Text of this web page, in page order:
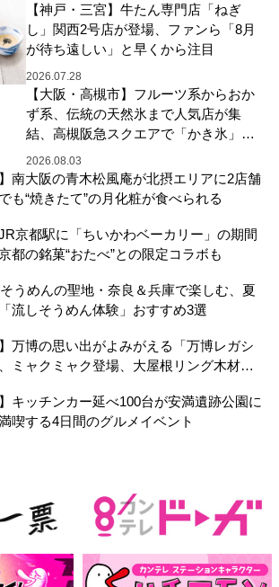
【神戸・三宮】牛たん専門店「ねぎ
し」関西2号店が登場、ファンら「8月
が待ち遠しい」と早くから注目
2026.07.28
【大阪・高槻市】フルーツ系からおか
ず系、伝統の天然氷まで人気店が集
結、高槻阪急スクエアで「かき氷」祭
り
2026.08.03
南大阪の青木松風庵が北摂エリアに2店舗
も“焼きたて”の月化粧が食べられる
京都駅に「ちいかわベーカリー」の期間
都の銘菓“おたべ”との限定コラボも
そうめんの聖地・奈良＆兵庫で楽しむ、夏
流しそうめん体験」おすすめ3選
万博の思い出がよみがえる「万博レガシ
ミャクミャク登場、大屋根リング木材展
キッチンカー延べ100台が安満遺跡公園に
喫する4日間のグルメイベント